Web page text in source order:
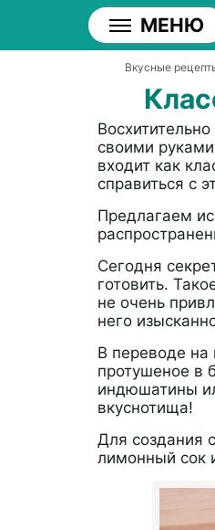
МЕНЮ
Вкусные
своими
входит как
справиться с
Предлагаем
Сегодня
готовить.
не очень
него
В переводе на
протушеное в
индюшатины
вкуснотища!
Для создания
лимонный сок